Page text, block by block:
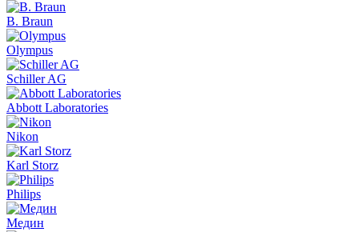
B. Braun
Olympus
Schiller AG
Abbott Laboratories
Nikon
Karl Storz
Philips
Медин